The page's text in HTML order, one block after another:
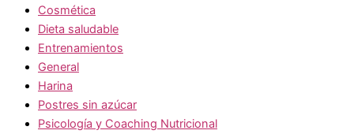
Cosmética
Dieta saludable
Entrenamientos
General
Harina
Postres sin azúcar
Psicología y Coaching Nutricional